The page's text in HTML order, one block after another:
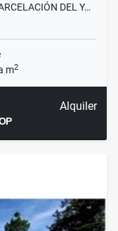
DEL Y…
m2
Alquiler